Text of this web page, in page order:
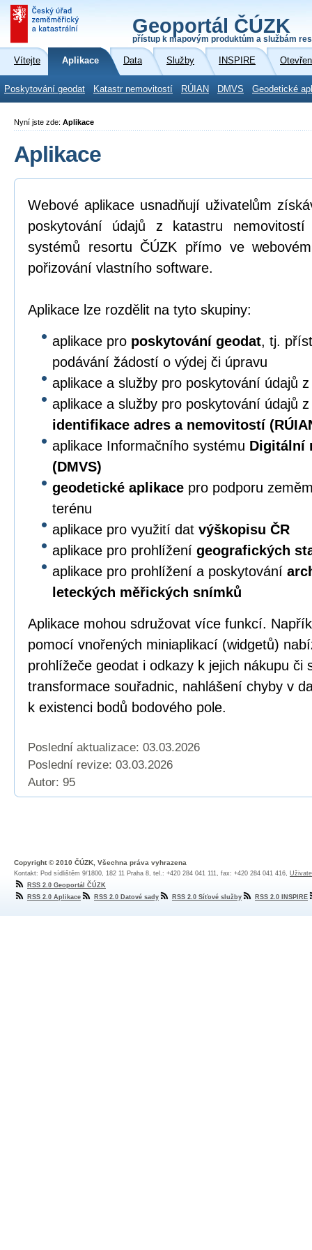
Geoportál ČÚZK
přístup k mapovým produktům a službám
Vítejte Aplikace Data Služby INSPIRE
Poskytování geodat Katastr nemovitostí RÚIAN DMVS Geodetické
Nyní jste zde: Aplikace
Aplikace
Webové aplikace usnadňují uživatelům
poskytování údajů z katastru
systémů resortu ČÚZK přímo ve
pořizování vlastního software.
Aplikace lze rozdělit na tyto skupiny:
aplikace pro poskytování geodat, tj.
podávání žádostí o výdej či úpravu
aplikace a služby pro poskytování údajů
aplikace a služby pro poskytování údajů
identifikace adres a nemovitostí
aplikace Informačního systému Digitální
(DMVS)
geodetické aplikace pro podporu
terénu
aplikace pro využití dat výškopisu ČR
aplikace pro prohlížení geografických
aplikace pro prohlížení a poskytování
leteckých měřických snímků
Aplikace mohou sdružovat více funkcí.
pomocí vnořených miniaplikací (widgetů)
prohlížeče geodat i odkazy k jejich nákupu či
transformace souřadnic, nahlášení chyby v
k existenci bodů bodového pole.
Poslední aktualizace: 03.03.2026
Poslední revize: 03.03.2026
Autor: 95
Copyright © 2010 ČÚZK, Všechna práva vyhrazena
Kontakt: Pod sídlištěm 9/1800, 182 11 Praha 8, tel.: +420 284 041 111, fax: +420 284 041 416,
RSS 2.0 Geoportál ČÚZK
RSS 2.0 Aplikace
RSS 2.0 Datové sady RSS 2.0 Síťové služby RSS 2.0 INSPIRE